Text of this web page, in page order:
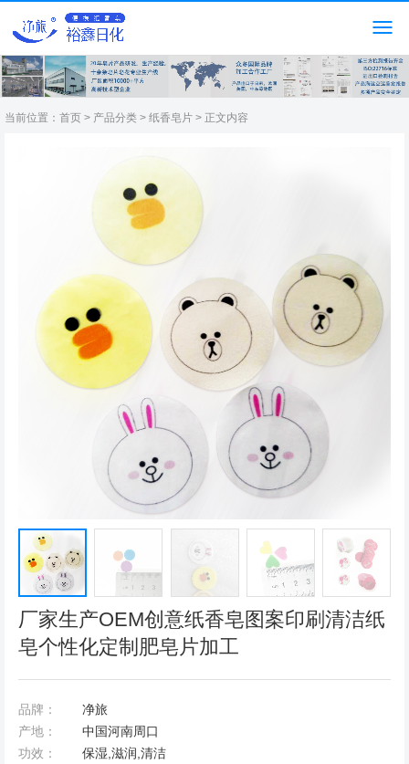
当前位置： 首页 > 产品分类 > 纸香皂片 > 正文内容
厂家生产OEM创意纸香皂图案印刷清洁纸
皂个性化定制肥皂片加工
品牌：
净旅
产地：
中国河南周口
功效：
保湿,滋润,清洁